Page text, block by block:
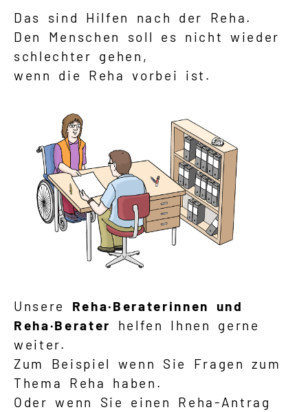
Das sind Hilfen nach der Reha.
Den Menschen soll es nicht wieder
schlechter gehen,
wenn die Reha vorbei ist.
Unsere Reha·Beraterinnen und
Reha·Berater
helfen Ihnen gerne
weiter.
Zum Beispiel wenn Sie Fragen zum
Thema Reha haben.
Oder wenn Sie einen Reha-Antrag